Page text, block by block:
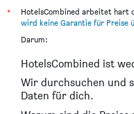
Lainn Nanwan
Howard Kenting
Just Hi Seaview B&B
Green Beauty Homestay
Kenting Maya-House B&B
*
HotelsCombined arbeitet hart
wird keine Garantie für Preise
Darum:
HotelsCombined ist
Wir durchsuchen und
Daten für dich.